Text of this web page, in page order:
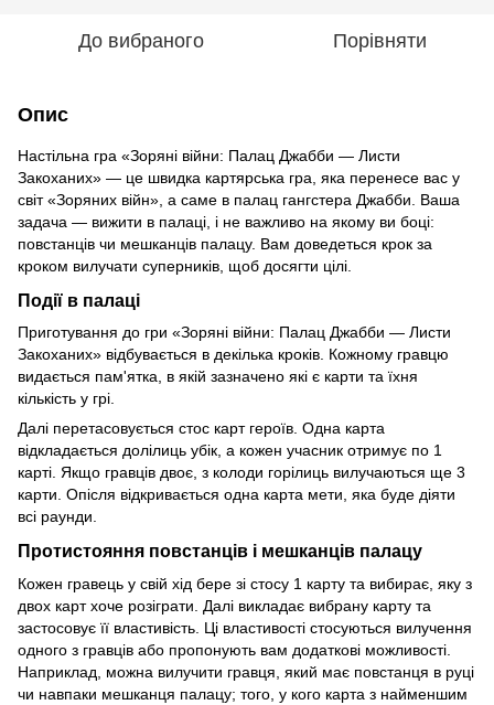
До вибраного Порівняти
Опис
Настільна гра «Зоряні війни: Палац Джабби — Листи
Закоханих» — це швидка картярська гра, яка перенесе вас у
світ «Зоряних війн», а саме в палац гангстера Джабби. Ваша
задача — вижити в палаці, і не важливо на якому ви боці:
повстанців чи мешканців палацу. Вам доведеться крок за
кроком вилучати суперників, щоб досягти цілі.
Події в палаці
Приготування до гри «Зоряні війни: Палац Джабби — Листи
Закоханих» відбувається в декілька кроків. Кожному гравцю
видається пам'ятка, в якій зазначено які є карти та їхня
кількість у грі.
Далі перетасовується стос карт героїв. Одна карта
відкладається долілиць убік, а кожен учасник отримує по 1
карті. Якщо гравців двоє, з колоди горілиць вилучаються ще 3
карти. Опісля відкривається одна карта мети, яка буде діяти
всі раунди.
Протистояння повстанців і мешканців палацу
Кожен гравець у свій хід бере зі стосу 1 карту та вибирає, яку з
двох карт хоче розіграти. Далі викладає вибрану карту та
застосовує її властивість. Ці властивості стосуються вилучення
одного з гравців або пропонують вам додаткові можливості.
Наприклад, можна вилучити гравця, який має повстанця в руці
чи навпаки мешканця палацу; того, у кого карта з найменшим